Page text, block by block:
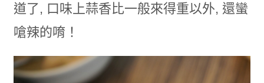
道了, 口味上蒜香比一般來得重以外, 還蠻
嗆辣的唷！